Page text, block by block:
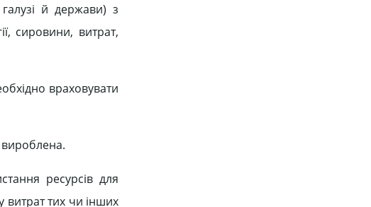
галузі й держави) з
сировини, витрат,
враховувати
вироблена.
ресурсів для
витрат тих чи інших